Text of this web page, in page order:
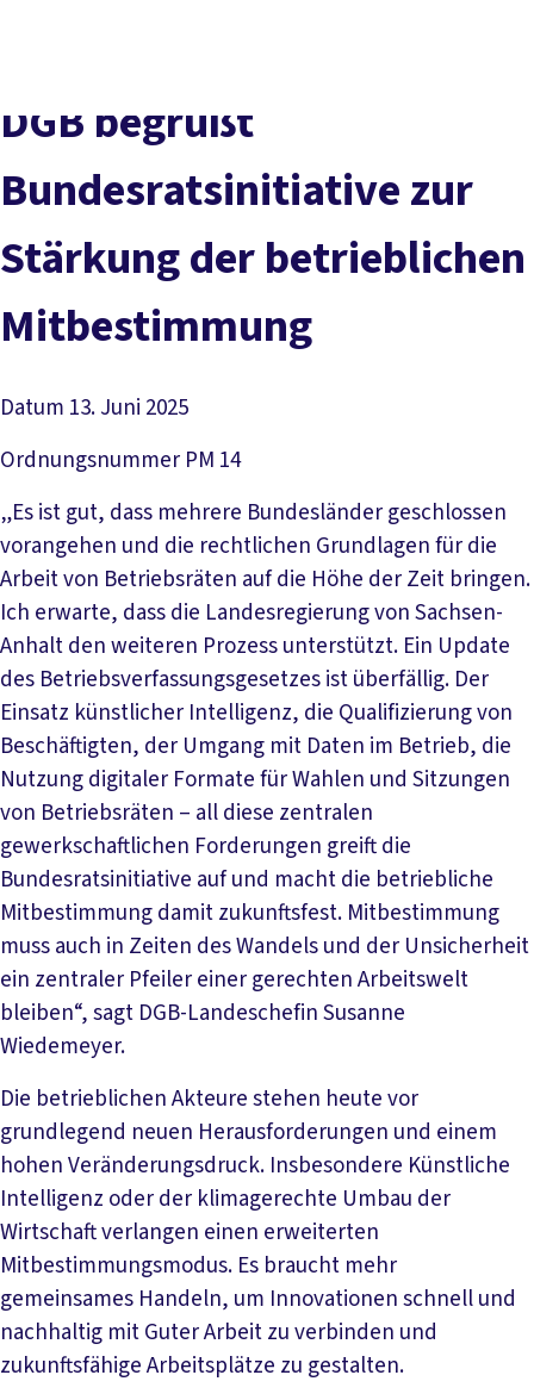
DGB begrüßt
Bundesratsinitiative zur
Stärkung der betrieblichen
Mitbestimmung
Datum 13. Juni 2025
Ordnungsnummer PM 14
„Es ist gut, dass mehrere Bundesländer geschlossen
vorangehen und die rechtlichen Grundlagen für die
Arbeit von Betriebsräten auf die Höhe der Zeit bringen.
Ich erwarte, dass die Landesregierung von Sachsen-
Anhalt den weiteren Prozess unterstützt. Ein Update
des Betriebsverfassungsgesetzes ist überfällig. Der
Einsatz künstlicher Intelligenz, die Qualifizierung von
Beschäftigten, der Umgang mit Daten im Betrieb, die
Nutzung digitaler Formate für Wahlen und Sitzungen
von Betriebsräten – all diese zentralen
gewerkschaftlichen Forderungen greift die
Bundesratsinitiative auf und macht die betriebliche
Mitbestimmung damit zukunftsfest. Mitbestimmung
muss auch in Zeiten des Wandels und der Unsicherheit
ein zentraler Pfeiler einer gerechten Arbeitswelt
bleiben“, sagt DGB-Landeschefin Susanne
Wiedemeyer.
Die betrieblichen Akteure stehen heute vor
grundlegend neuen Herausforderungen und einem
hohen Veränderungsdruck. Insbesondere Künstliche
Intelligenz oder der klimagerechte Umbau der
Wirtschaft verlangen einen erweiterten
Mitbestimmungsmodus. Es braucht mehr
gemeinsames Handeln, um Innovationen schnell und
nachhaltig mit Guter Arbeit zu verbinden und
zukunftsfähige Arbeitsplätze zu gestalten.